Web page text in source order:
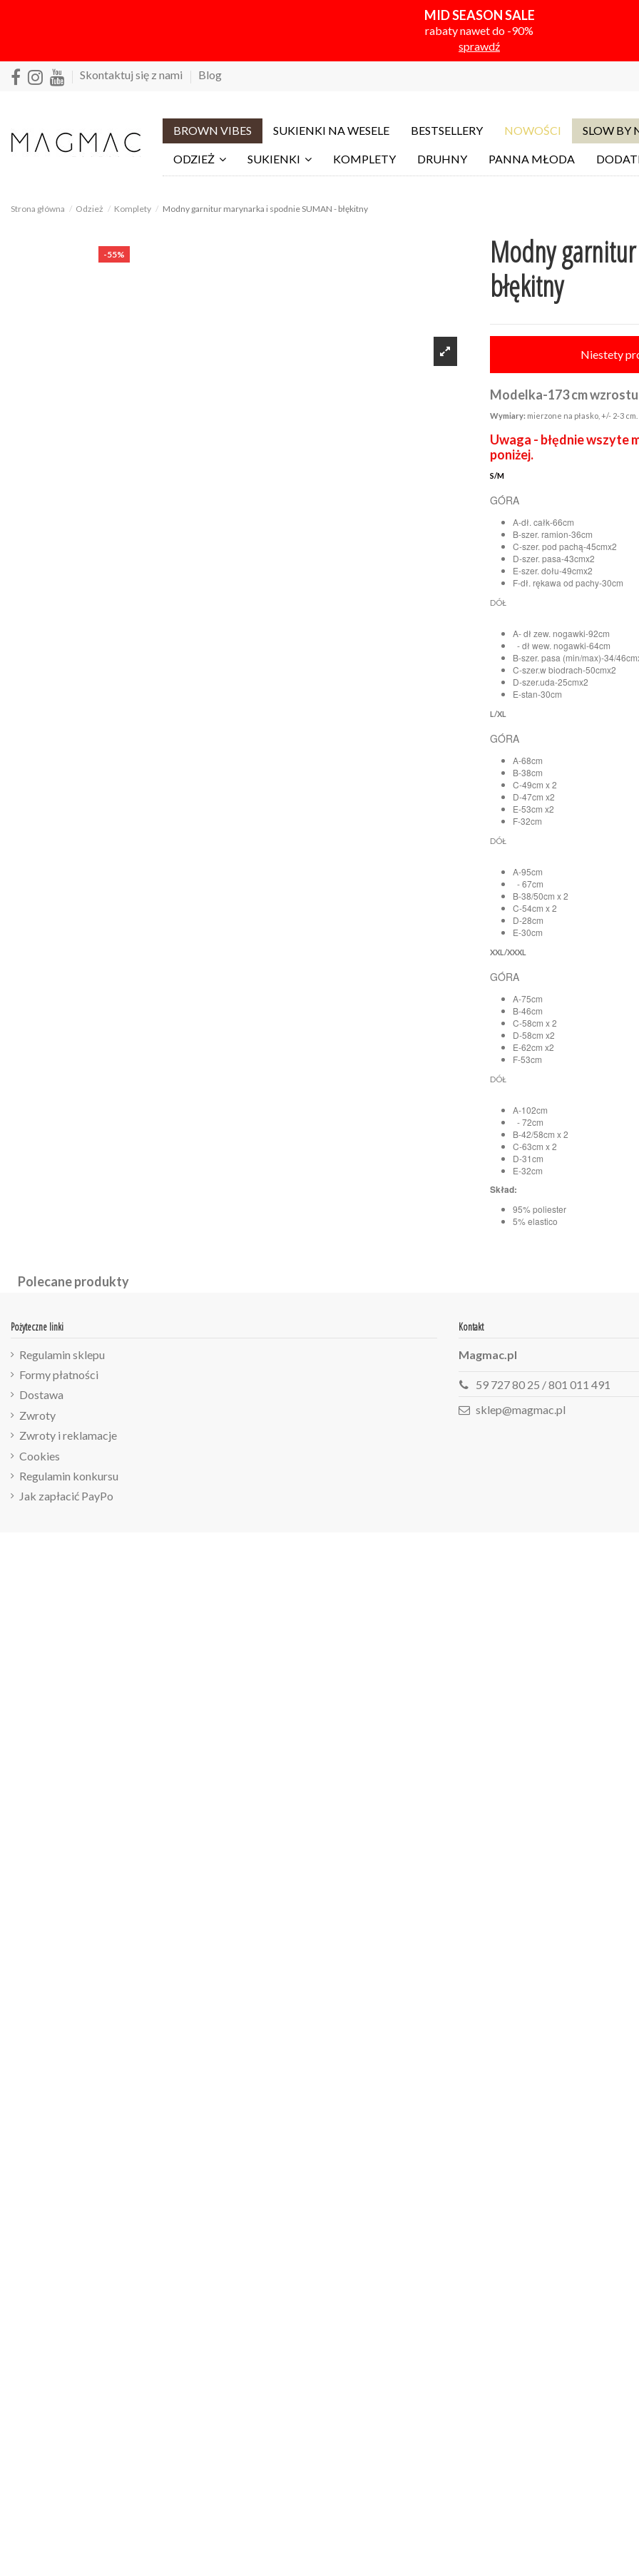
MID SEASON SALE
rabaty nawet do -90%
sprawdź
Skontaktuj się z nami Blog
BROWN VIBES SUKIENKI NA WESELE BESTSELLERY NOWOŚCI SLOW BY
ODZIEŻ SUKIENKI KOMPLETY DRUHNY PANNA MŁODA
Strona główna Odzież Komplety Modny garnitur marynarka i spodnie SUMAN - błękitny
-55%
Modny
błękitny
Niestety
Modelka-173 cm
Wymiary: mierzone na płasko, +/- 2-3 cm.
Uwaga - błędnie wszyte
poniżej.
S/M
GÓRA
A-dł. całk-66cm
B-szer. ramion-36cm
C-szer. pod pachą-45cmx2
D-szer. pasa-43cmx2
E-szer. dołu-49cmx2
F-dł. rękawa od pachy-30cm
DÓŁ
A- dł zew. nogawki-92cm
- dł wew. nogawki-64cm
B-szer. pasa (min/max)-34/
C-szer.w biodrach-50cmx2
D-szer.uda-25cmx2
E-stan-30cm
L/XL
GÓRA
A-68cm
B-38cm
C-49cm x 2
D-47cm x2
E-53cm x2
F-32cm
DÓŁ
A-95cm
- 67cm
B-38/50cm x 2
C-54cm x 2
D-28cm
E-30cm
XXL/XXXL
GÓRA
A-75cm
B-46cm
C-58cm x 2
D-58cm x2
E-62cm x2
F-53cm
DÓŁ
A-102cm
- 72cm
B-42/58cm x 2
C-63cm x 2
D-31cm
E-32cm
Skład:
95% poliester
5% elastico
Polecane produkty
Pożyteczne linki
Regulamin sklepu
Formy płatności
Dostawa
Zwroty
Zwroty i reklamacje
Cookies
Regulamin konkursu
Jak zapłacić PayPo
Kontakt
Magmac.pl
59 727 80 25 / 801 011 491
sklep@magmac.pl